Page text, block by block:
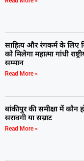
साहित्य और रंगकर्म के लिए
को मिलेगा महात्मा गांधी
सम्मान
Read More »
बांकीपुर की समीक्षा में कौन
सरावगी या सम्राट
Read More »